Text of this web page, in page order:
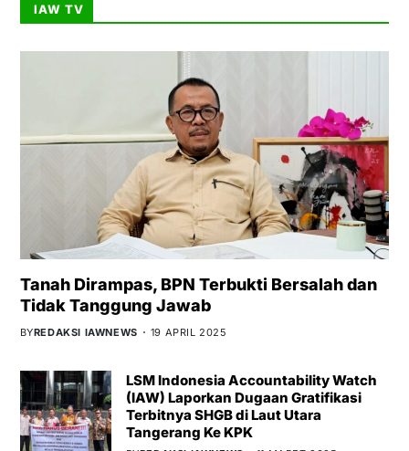
IAW TV
Tanah Dirampas, BPN Terbukti Bersalah dan
Tidak Tanggung Jawab
BYREDAKSI IAWNEWS 19 APRIL 2025
LSM Indonesia Accountability Watch
(IAW) Laporkan Dugaan Gratifikasi
Terbitnya SHGB di Laut Utara
Tangerang Ke KPK